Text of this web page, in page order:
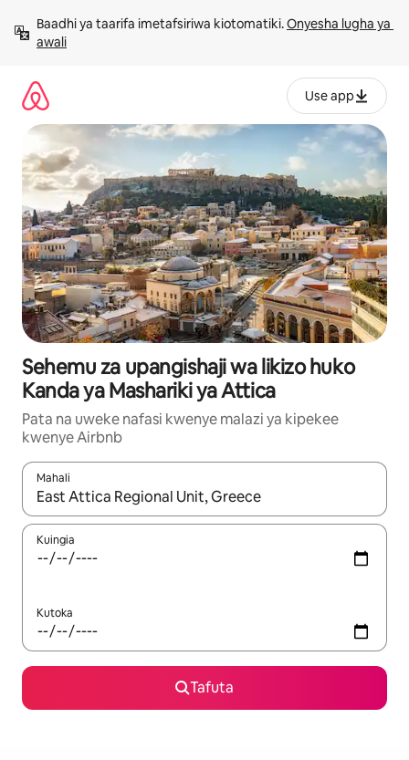
kwenda
kwenye
Baadhi ya taarifa imetafsiriwa kiotomatiki. Onyesha lugha ya
awali
Use app
Sehemu za upangishaji wa likizo huko
Kanda ya Mashariki ya Attica
Pata na uweke nafasi kwenye malazi ya kipekee
kwenye Airbnb
Mahali
Wakati matokeo yanapatikana, vinjari kwa kutumia vitufe vya
Kuingia
Kutoka
Tafuta